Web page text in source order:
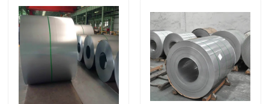
Ongeveer ons
Fabrieksreis